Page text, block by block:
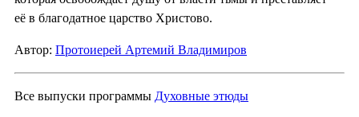
её в благодатное царство Христово.
Автор: Протоиерей Артемий Владимиров
Все выпуски программы Духовные этюды